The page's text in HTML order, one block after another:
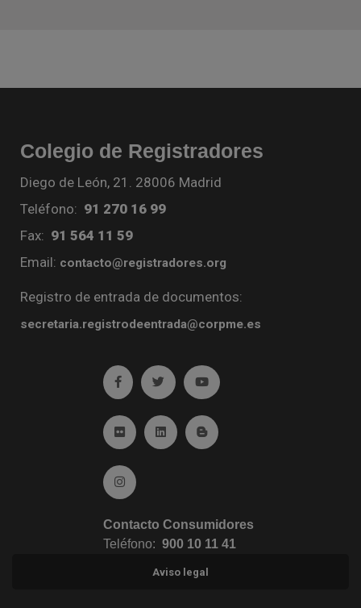
Colegio de Registradores
Diego de León, 21. 28006 Madrid
Teléfono: 91 270 16 99
Fax: 91 564 11 59
Email: contacto@registradores.org
Registro de entrada de documentos:
secretaria.registrodeentrada@corpme.es
Ir a facebook (abre en ventana nueva)
Ir a twitter (abre en ventana nueva)
Ir a YouTube (abre en
Ir a Flickr (abre en ventana nueva)
Ir a Linkedin (abre en ventana nueva)
Ir al Blog (abre en ventana
Ir a Instagram (abre en ventana nueva)
Contacto Consumidores
Teléfono: 900 10 11 41
Aviso legal